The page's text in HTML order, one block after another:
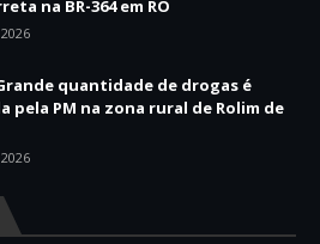
na BR-364 em RO
quantidade de drogas é
pela PM na zona rural de Rolim de